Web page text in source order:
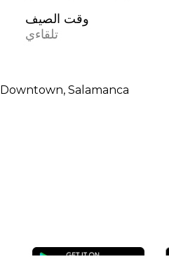
وقت الصيف
تلقاءي
Downtown, Salamanca